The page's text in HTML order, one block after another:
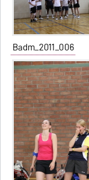
Badm_2011_006